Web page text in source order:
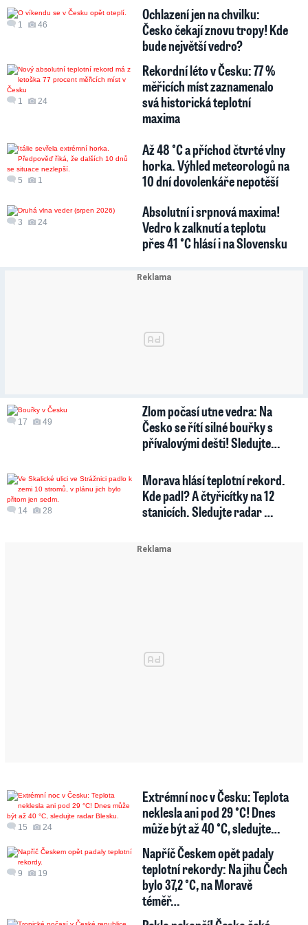
1 46
Ochlazení jen na chvilku:
Česko čekají znovu tropy! Kde
bude největší vedro?
1 24
Rekordní léto v Česku: 77 %
měřicích míst zaznamenalo
svá historická teplotní
maxima
5 1
Až 48 °C a příchod čtvrté vlny
horka. Výhled meteorologů na
10 dní dovolenkáře nepotěší
3 24
Absolutní i srpnová maxima!
Vedro k zalknutí a teplotu
přes 41 °C hlásí i na Slovensku
17 49
Zlom počasí utne vedra: Na
Česko se řítí silné bouřky s
přívalovými dešti! Sledujte…
14 28
Morava hlásí teplotní rekord.
Kde padl? A čtyřicítky na 12
stanicích. Sledujte radar …
15 24
Extrémní noc v Česku: Teplota
neklesla ani pod 29 °C! Dnes
může být až 40 °C, sledujte…
9 19
Napříč Českem opět padaly
teplotní rekordy: Na jihu Čech
bylo 37,2 °C, na Moravě
téměř…